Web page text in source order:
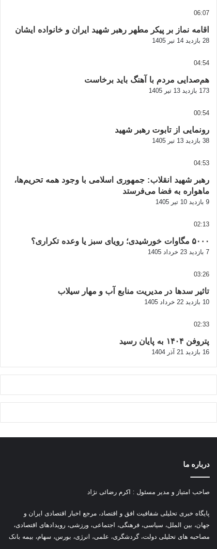
06:07
اقامه نماز بر پیکر مطهر رهبر شهید ایران و خانواده ایشان
28 بازدید 14 تیر 1405
04:54
هم‌صدایی مردم با آهنگ باید برخاست
173 بازدید 13 تیر 1405
00:54
رونمایی از تابوت رهبر شهید
38 بازدید 13 تیر 1405
04:53
رهبر شهید انقلاب: جمهوری اسلامی با وجود همه تحریم‌ها،
ماهواره به فضا می‌فرستد
9 بازدید 10 تیر 1405
02:13
۵۰۰۰ مگاوات خورشیدی؛ رویای سبز یا وعده تکراری؟
7 بازدید 23 خرداد 1405
03:26
تاثیر سدها در مدیریت منابع آب و مهار سیلاب
10 بازدید 22 خرداد 1405
02:33
پتروفن ۱۴۰۴ به پایان رسید
16 بازدید 21 آذر 1404
درباره ما
صاحب امتیاز و مدیر مسئول : اکرم رضائی نژاد
پایگاه خبری تحلیلی شفافیت افق و اقتصاد، مرجع اخبار اقتصادی ایران و
جهان، بین الملل، سیاسی، فرهنگی، اجتماعی، ورزشی، رویدادهای اقتصادی،
مصاحبه های تحلیلی دولت، گردشگری، علمی، انرژی، بورس، سهام، بیمه بانک